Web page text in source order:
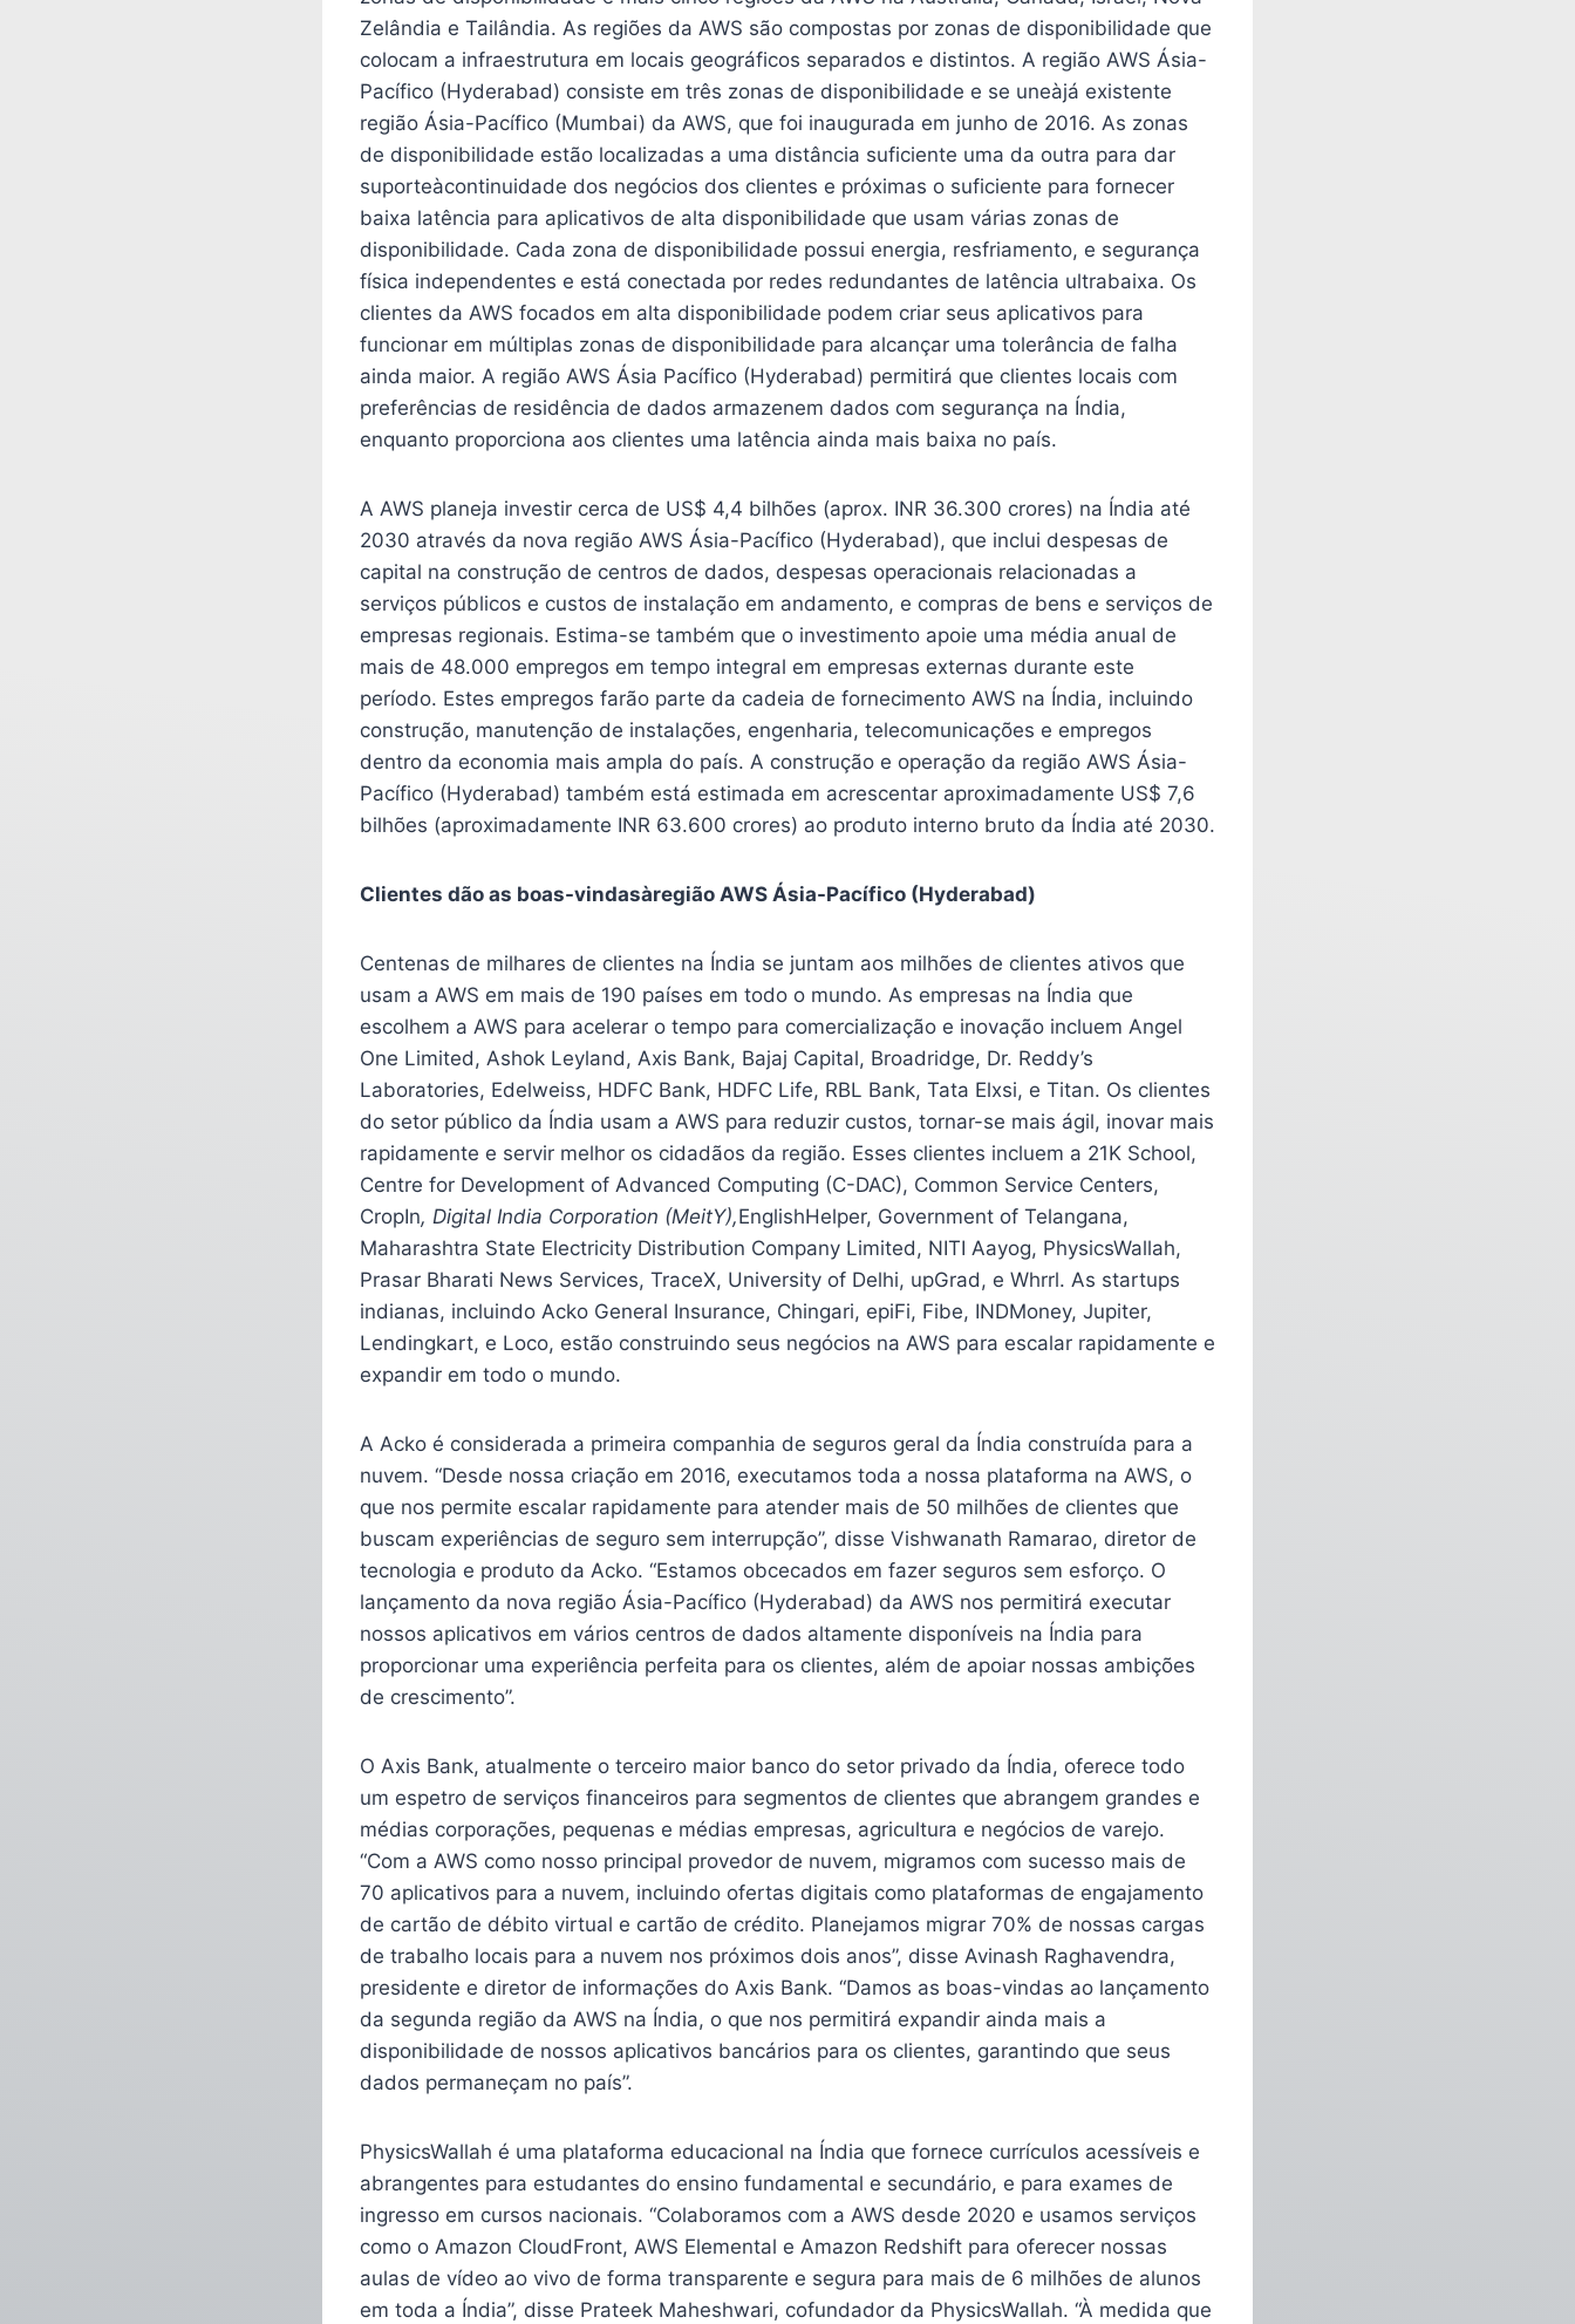
Zelândia e Tailândia. As regiões da AWS são compostas por zonas de disponibilidade que
colocam a infraestrutura em locais geográficos separados e distintos. A região AWS Ásia-
Pacífico (Hyderabad) consiste em três zonas de disponibilidade e se uneàjá existente
região Ásia-Pacífico (Mumbai) da AWS, que foi inaugurada em junho de 2016. As zonas
de disponibilidade estão localizadas a uma distância suficiente uma da outra para dar
suporteàcontinuidade dos negócios dos clientes e próximas o suficiente para fornecer
baixa latência para aplicativos de alta disponibilidade que usam várias zonas de
disponibilidade. Cada zona de disponibilidade possui energia, resfriamento, e segurança
física independentes e está conectada por redes redundantes de latência ultrabaixa. Os
clientes da AWS focados em alta disponibilidade podem criar seus aplicativos para
funcionar em múltiplas zonas de disponibilidade para alcançar uma tolerância de falha
ainda maior. A região AWS Ásia Pacífico (Hyderabad) permitirá que clientes locais com
preferências de residência de dados armazenem dados com segurança na Índia,
enquanto proporciona aos clientes uma latência ainda mais baixa no país.
A AWS planeja investir cerca de US$ 4,4 bilhões (aprox. INR 36.300 crores) na Índia até
2030 através da nova região AWS Ásia-Pacífico (Hyderabad), que inclui despesas de
capital na construção de centros de dados, despesas operacionais relacionadas a
serviços públicos e custos de instalação em andamento, e compras de bens e serviços de
empresas regionais. Estima-se também que o investimento apoie uma média anual de
mais de 48.000 empregos em tempo integral em empresas externas durante este
período. Estes empregos farão parte da cadeia de fornecimento AWS na Índia, incluindo
construção, manutenção de instalações, engenharia, telecomunicações e empregos
dentro da economia mais ampla do país. A construção e operação da região AWS Ásia-
Pacífico (Hyderabad) também está estimada em acrescentar aproximadamente US$ 7,6
bilhões (aproximadamente INR 63.600 crores) ao produto interno bruto da Índia até 2030.
Clientes dão as boas-vindasàregião AWS Ásia-Pacífico (Hyderabad)
Centenas de milhares de clientes na Índia se juntam aos milhões de clientes ativos que
usam a AWS em mais de 190 países em todo o mundo. As empresas na Índia que
escolhem a AWS para acelerar o tempo para comercialização e inovação incluem Angel
One Limited, Ashok Leyland, Axis Bank, Bajaj Capital, Broadridge, Dr. Reddy’s
Laboratories, Edelweiss, HDFC Bank, HDFC Life, RBL Bank, Tata Elxsi, e Titan. Os clientes
do setor público da Índia usam a AWS para reduzir custos, tornar-se mais ágil, inovar mais
rapidamente e servir melhor os cidadãos da região. Esses clientes incluem a 21K School,
Centre for Development of Advanced Computing (C-DAC), Common Service Centers,
CropIn, Digital India Corporation (MeitY),EnglishHelper, Government of Telangana,
Maharashtra State Electricity Distribution Company Limited, NITI Aayog, PhysicsWallah,
Prasar Bharati News Services, TraceX, University of Delhi, upGrad, e Whrrl. As startups
indianas, incluindo Acko General Insurance, Chingari, epiFi, Fibe, INDMoney, Jupiter,
Lendingkart, e Loco, estão construindo seus negócios na AWS para escalar rapidamente e
expandir em todo o mundo.
A Acko é considerada a primeira companhia de seguros geral da Índia construída para a
nuvem. “Desde nossa criação em 2016, executamos toda a nossa plataforma na AWS, o
que nos permite escalar rapidamente para atender mais de 50 milhões de clientes que
buscam experiências de seguro sem interrupção”, disse Vishwanath Ramarao, diretor de
tecnologia e produto da Acko. “Estamos obcecados em fazer seguros sem esforço. O
lançamento da nova região Ásia-Pacífico (Hyderabad) da AWS nos permitirá executar
nossos aplicativos em vários centros de dados altamente disponíveis na Índia para
proporcionar uma experiência perfeita para os clientes, além de apoiar nossas ambições
de crescimento”.
O Axis Bank, atualmente o terceiro maior banco do setor privado da Índia, oferece todo
um espetro de serviços financeiros para segmentos de clientes que abrangem grandes e
médias corporações, pequenas e médias empresas, agricultura e negócios de varejo.
“Com a AWS como nosso principal provedor de nuvem, migramos com sucesso mais de
70 aplicativos para a nuvem, incluindo ofertas digitais como plataformas de engajamento
de cartão de débito virtual e cartão de crédito. Planejamos migrar 70% de nossas cargas
de trabalho locais para a nuvem nos próximos dois anos”, disse Avinash Raghavendra,
presidente e diretor de informações do Axis Bank. “Damos as boas-vindas ao lançamento
da segunda região da AWS na Índia, o que nos permitirá expandir ainda mais a
disponibilidade de nossos aplicativos bancários para os clientes, garantindo que seus
dados permaneçam no país”.
PhysicsWallah é uma plataforma educacional na Índia que fornece currículos acessíveis e
abrangentes para estudantes do ensino fundamental e secundário, e para exames de
ingresso em cursos nacionais. “Colaboramos com a AWS desde 2020 e usamos serviços
como o Amazon CloudFront, AWS Elemental e Amazon Redshift para oferecer nossas
aulas de vídeo ao vivo de forma transparente e segura para mais de 6 milhões de alunos
em toda a Índia”, disse Prateek Maheshwari, cofundador da PhysicsWallah. “À medida que